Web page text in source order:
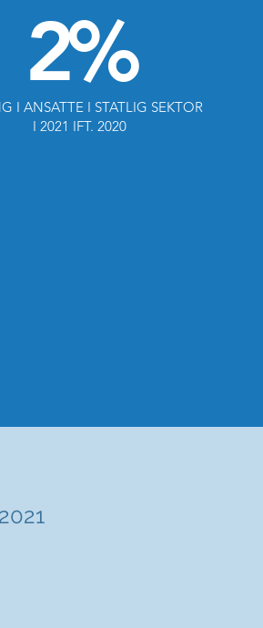
2%
I ANSATTE I STATLIG SEKTOR
I 2021 IFT. 2020